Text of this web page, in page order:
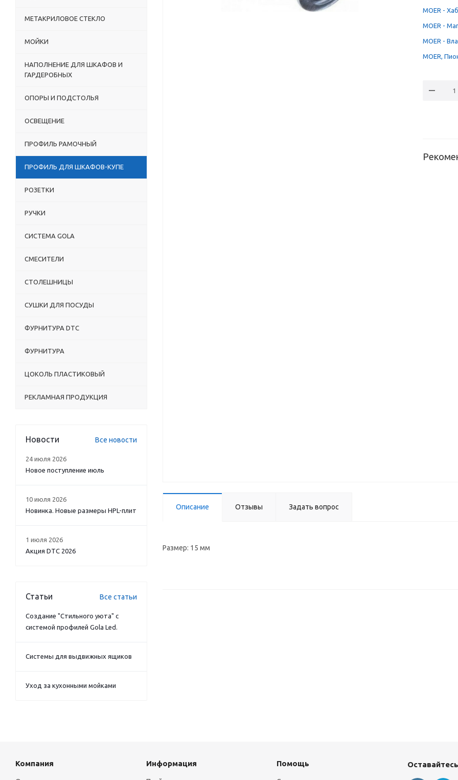
MOER -
MOER -
MOER -
MOER,
Описание Отзывы Задать вопрос
Размер: 15 мм
МЕТАКРИЛОВОЕ СТЕКЛО
МОЙКИ
НАПОЛНЕНИЕ ДЛЯ ШКАФОВ И
ГАРДЕРОБНЫХ
ОПОРЫ И ПОДСТОЛЬЯ
ОСВЕЩЕНИЕ
ПРОФИЛЬ РАМОЧНЫЙ
ПРОФИЛЬ ДЛЯ ШКАФОВ-КУПЕ
РОЗЕТКИ
РУЧКИ
СИСТЕМА GOLA
СМЕСИТЕЛИ
СТОЛЕШНИЦЫ
СУШКИ ДЛЯ ПОСУДЫ
ФУРНИТУРА DTC
ФУРНИТУРА
ЦОКОЛЬ ПЛАСТИКОВЫЙ
РЕКЛАМНАЯ ПРОДУКЦИЯ
Новости Все новости
24 июля 2026
Новое поступление июль
10 июля 2026
Новинка. Новые размеры HPL-плит
1 июля 2026
Акция DTC 2026
Статьи Все статьи
Создание "Стильного уюта" с
системой профилей Gola Led.
Системы для выдвижных ящиков
Уход за кухонными мойками
Компания Информация Помощь